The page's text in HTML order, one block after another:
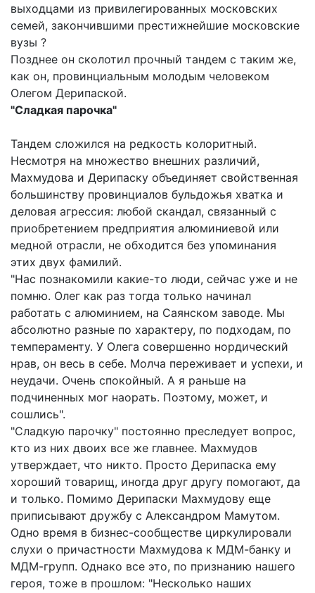
выходцами из привилегированных московских
семей, закончившими престижнейшие московские
вузы ?
Позднее он сколотил прочный тандем с таким же,
как он, провинциальным молодым человеком
Олегом Дерипаской.
"Сладкая парочка"
Тандем сложился на редкость колоритный.
Несмотря на множество внешних различий,
Махмудова и Дерипаску объединяет свойственная
большинству провинциалов бульдожья хватка и
деловая агрессия: любой скандал, связанный с
приобретением предприятия алюминиевой или
медной отрасли, не обходится без упоминания
этих двух фамилий.
"Нас познакомили какие-то люди, сейчас уже и не
помню. Олег как раз тогда только начинал
работать с алюминием, на Саянском заводе. Мы
абсолютно разные по характеру, по подходам, по
темпераменту. У Олега совершенно нордический
нрав, он весь в себе. Молча переживает и успехи, и
неудачи. Очень спокойный. А я раньше на
подчиненных мог наорать. Поэтому, может, и
сошлись".
"Сладкую парочку" постоянно преследует вопрос,
кто из них двоих все же главнее. Махмудов
утверждает, что никто. Просто Дерипаска ему
хороший товарищ, иногда друг другу помогают, да
и только. Помимо Дерипаски Махмудову еще
приписывают дружбу с Александром Мамутом.
Одно время в бизнес-сообществе циркулировали
слухи о причастности Махмудова к МДМ-банку и
МДМ-групп. Однако все это, по признанию нашего
героя, тоже в прошлом: "Несколько наших